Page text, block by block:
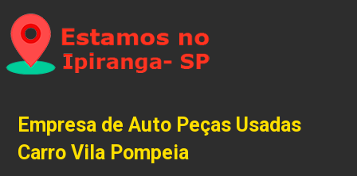
Empresa de Auto Peças Usadas
Carro Vila Pompeia